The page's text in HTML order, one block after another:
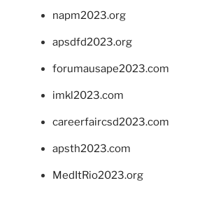
napm2023.org
apsdfd2023.org
forumausape2023.com
imkl2023.com
careerfaircsd2023.com
apsth2023.com
MedItRio2023.org